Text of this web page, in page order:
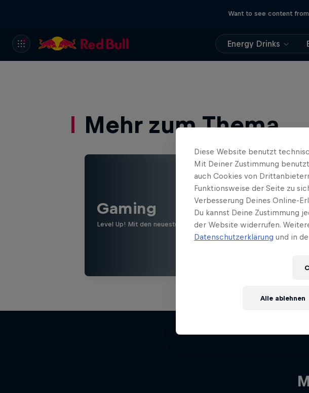
Want to see content
Energy Drinks
Mehr zum Thema
Gaming
Level Up! Mit den neuesten Games, Reviews, Filmen und Esport
Diese Website benutzt
Mit Deiner Zustimmung
auch Cookies von
Funktionsweise der Seite zu
Verbesserung Deines Online-
Du kannst Deine Zustimmung
der Website widerrufen.
Datenschutzerklärung und in
Alle ablehnen